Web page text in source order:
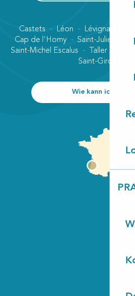
Castets Léon Lévignacq
Cap de l'Homy
Saint-Julien-en-
Saint-Michel Escalus
Taller
Saint-Girons
Wie kann ich